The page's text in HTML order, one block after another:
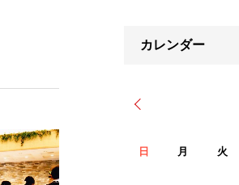
カレンダー
日 月 火